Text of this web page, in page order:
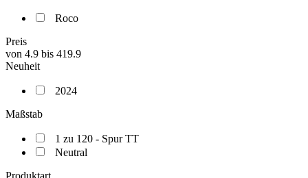
Roco
Preis
von 4.9 bis 419.9
Neuheit
2024
Maßstab
1 zu 120 - Spur TT
Neutral
Produktart